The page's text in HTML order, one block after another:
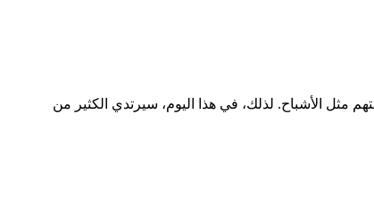
مثل الأشباح. لذلك، في هذا اليوم، سيرتدي الكثير من